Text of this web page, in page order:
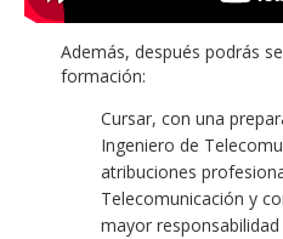
Además, después podrás
formación:
Cursar, con una
Ingeniero de
atribuciones
Telecomunicación y
mayor